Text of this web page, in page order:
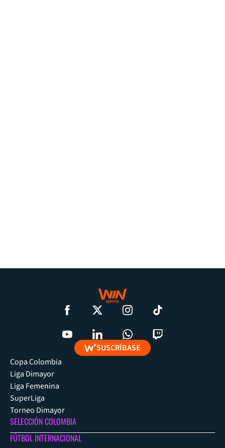
SUSCRÍBASE
Copa Colombia
Liga Dimayor
Liga Femenina
SuperLiga
Torneo Dimayor
SELECCIÓN COLOMBIA
FÚTBOL INTERNACIONAL